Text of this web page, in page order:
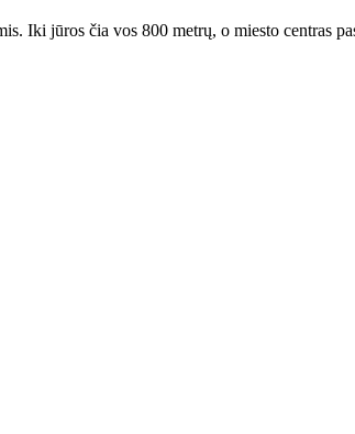
Iki jūros čia vos 800 metrų, o miesto centras